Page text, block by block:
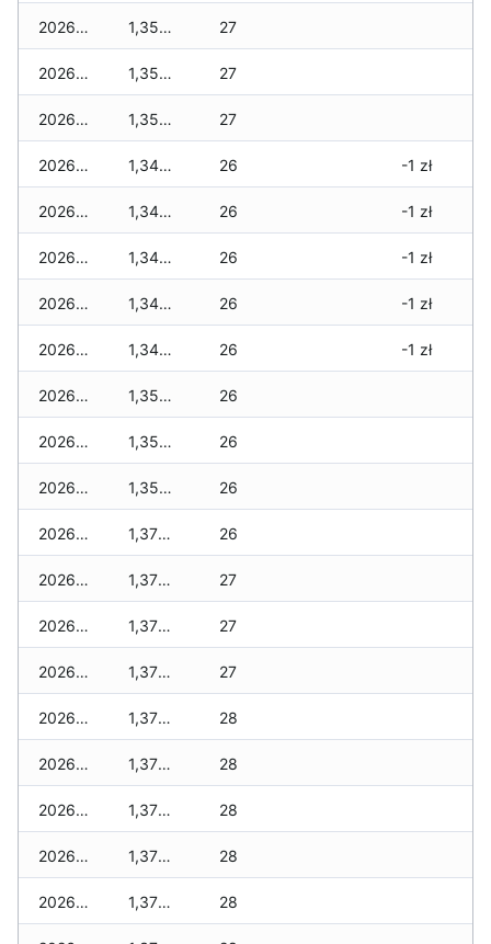
2026-07-18 1,350 zł 27
2026-07-17 1,350 zł 27
2026-07-16 1,350 zł 27
2026-07-15 1,340 zł 26 -1 zł
2026-07-14 1,340 zł 26 -1 zł
2026-07-13 1,340 zł 26 -1 zł
2026-07-12 1,340 zł 26 -1 zł
2026-07-11 1,340 zł 26 -1 zł
2026-07-10 1,350 zł 26
2026-07-09 1,350 zł 26
2026-07-08 1,350 zł 26
2026-07-07 1,370 zł 26
2026-07-06 1,370 zł 27
2026-07-05 1,370 zł 27
2026-07-04 1,370 zł 27
2026-07-03 1,370 zł 28
2026-07-02 1,370 zł 28
2026-07-01 1,370 zł 28
2026-06-30 1,370 zł 28
2026-06-28 1,370 zł 28